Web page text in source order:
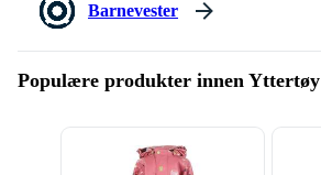
Barnevester
Populære produkter innen Yttertøy